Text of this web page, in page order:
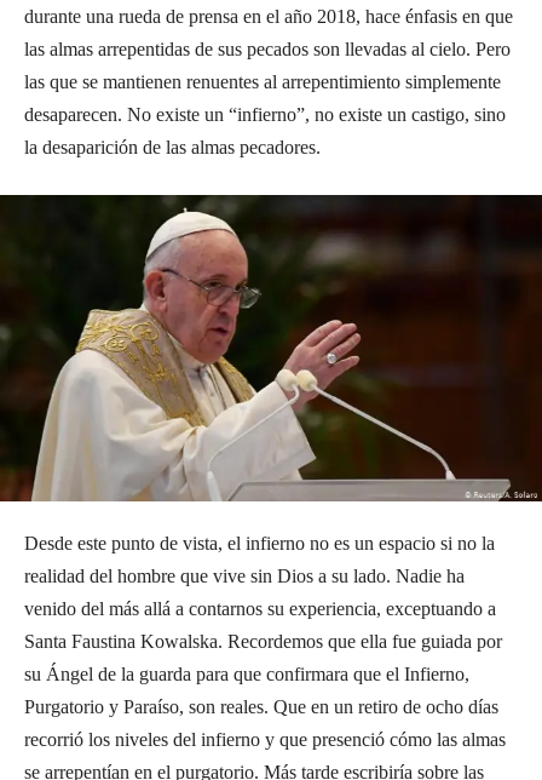
durante una rueda de prensa en el año 2018, hace énfasis en que
las almas arrepentidas de sus pecados son llevadas al cielo. Pero
las que se mantienen renuentes al arrepentimiento simplemente
desaparecen. No existe un “infierno”, no existe un castigo, sino
la desaparición de las almas pecadores.
Desde este punto de vista, el infierno no es un espacio si no la
realidad del hombre que vive sin Dios a su lado. Nadie ha
venido del más allá a contarnos su experiencia, exceptuando a
Santa Faustina Kowalska. Recordemos que ella fue guiada por
su Ángel de la guarda para que confirmara que el Infierno,
Purgatorio y Paraíso, son reales. Que en un retiro de ocho días
recorrió los niveles del infierno y que presenció cómo las almas
se arrepentían en el purgatorio. Más tarde escribiría sobre las